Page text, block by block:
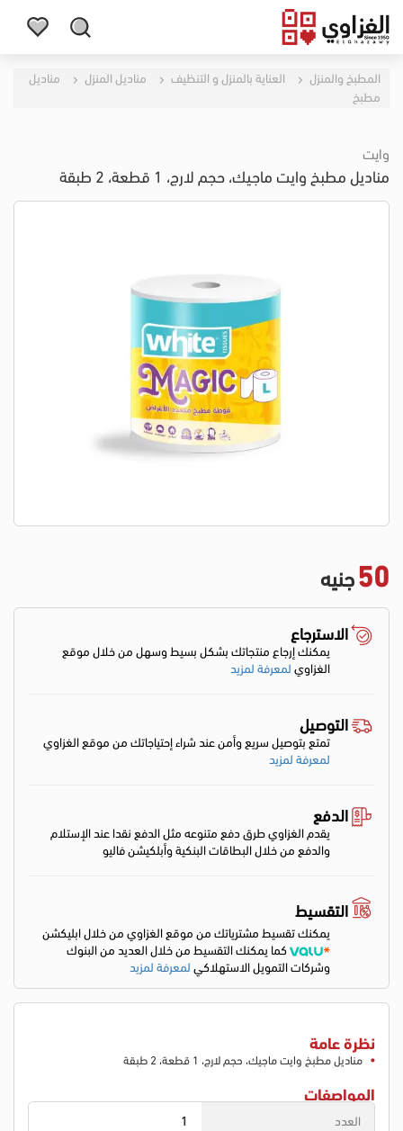
المطبخ والمنزل العناية بالمنزل و التنظيف مناديل المنزل
مناديل
مطبخ
وايت
مناديل مطبخ وايت ماجيك، حجم لارج، 1 قطعة، 2 طبقة
50جنيه
الاسترجاع
يمكنك إرجاع منتجاتك بشكل بسيط وسهل من خلال موقع
الغزاويلمعرفة لمزيد
التوصيل
تمتع بتوصيل سريع وأمن عند شراء إحتياجاتك من موقع الغزاوي
لمعرفة لمزيد
الدفع
يقدم الغزاوي طرق دفع متنوعه مثل الدفع نقدا عند الإستلام
والدفع من خلال البطاقات البنكية وأبلكيشن فاليو
التقسيط
يمكنك تقسيط مشترياتك من موقع الغزاوي من خلال ابليكشن
كما يمكنك التقسيط من خلال العديد من البنوك
وشركات التمويل الاستهلاكيلمعرفة لمزيد
نظرة عامة
مناديل مطبخ وايت ماجيك، حجم لارج، 1 قطعة، 2 طبقة
المواصفات
العدد
1